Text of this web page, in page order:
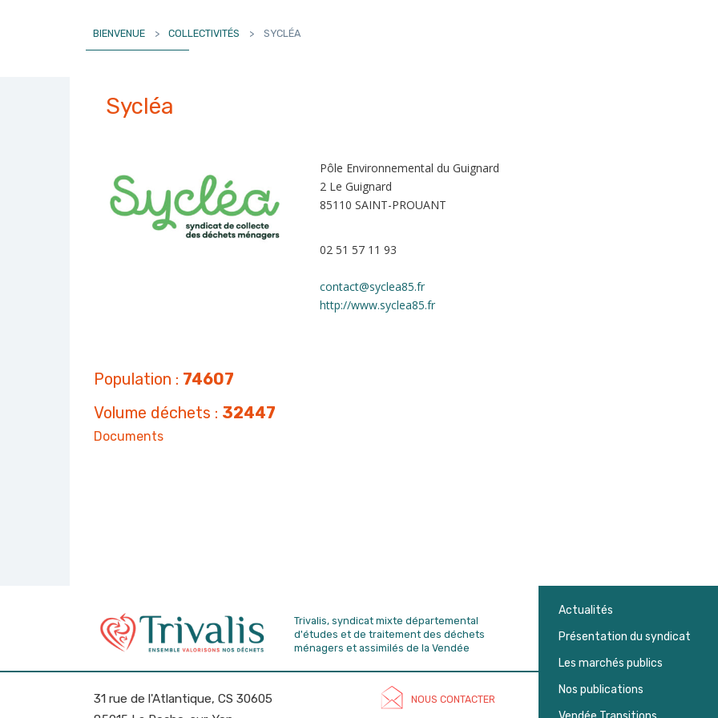
BIENVENUE > COLLECTIVITÉS > SYCLÉA
Sycléa
Pôle Environnemental du Guignard
2 Le Guignard
85110 SAINT-PROUANT
02 51 57 11 93
contact@syclea85.fr
http://www.syclea85.fr
Population : 74607
Volume déchets : 32447
Documents
Trivalis, syndicat mixte départemental
d'études et de traitement des déchets
ménagers et assimilés de la Vendée
31 rue de l'Atlantique, CS 30605
NOUS CONTACTER
Actualités
Présentation du syndicat
Les marchés publics
Nos publications